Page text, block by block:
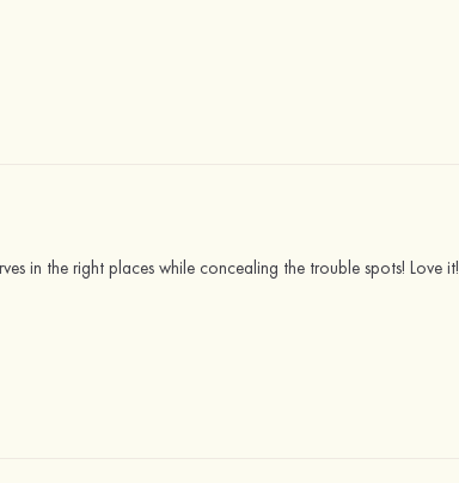
in the right places while concealing the trouble spots! Love it!